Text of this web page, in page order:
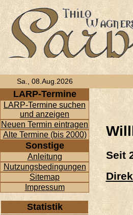
Sa., 08.Aug.2026
LARP-Termine
LARP-Termine suchen
und anzeigen
Neuen Termin eintragen
Alte Termine (bis 2000)
Sonstige
Anleitung
Nutzungsbedingungen
Sitemap
Impressum
Statistik
Seit